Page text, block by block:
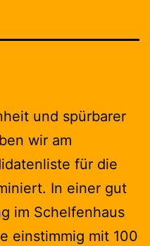
und spürbarer
wir am
für die
In einer gut
im Schelfenhaus
einstimmig mit 100